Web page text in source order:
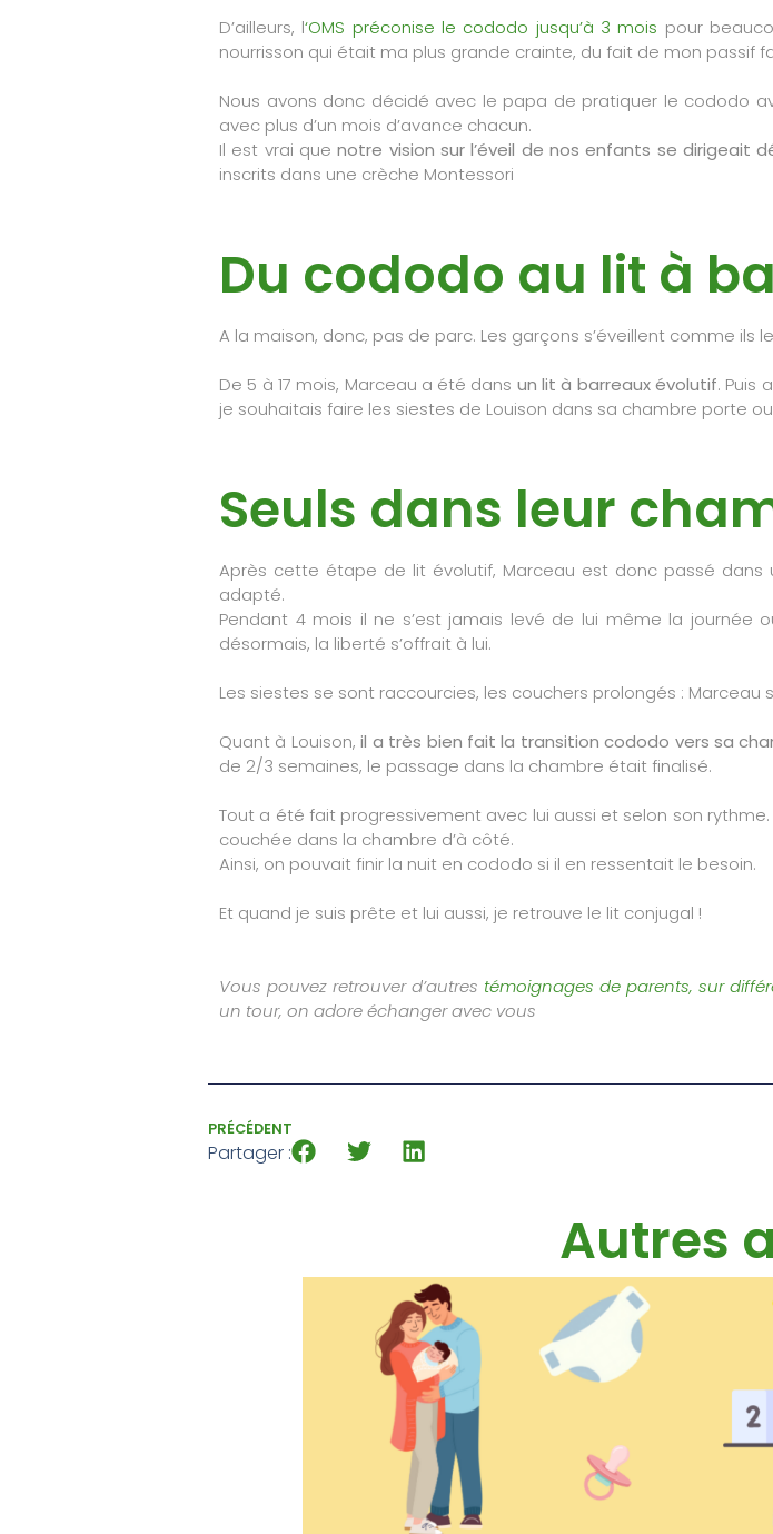
D’ailleurs, l‘OMS préconise le cododo jusqu’à 3 mois pour
nourrisson qui était ma plus grande crainte, du fait de mon passif
Nous avons donc décidé avec le papa de pratiquer le cododo
avec plus d’un mois d’avance chacun.
Il est vrai quenotre vision sur l’éveil de nos enfants se dirigeait
inscrits dans une crèche Montessori
Du cododo au lit à
A la maison, donc, pas de parc. Les garçons s’éveillent comme ils
De 5 à 17 mois, Marceau a été dans un lit à barreaux évolutif. Puis
je souhaitais faire les siestes de Louison dans sa chambre porte
Seuls dans leur
Après cette étape de lit évolutif, Marceau est donc passé dans
adapté.
Pendant 4 mois il ne s’est jamais levé de lui même la journée
désormais, la liberté s’offrait à lui.
Les siestes se sont raccourcies, les couchers prolongés : Marceau
Quant à Louison,il a très bien fait la transition cododo vers sa
de 2/3 semaines, le passage dans la chambre était finalisé.
Tout a été fait progressivement avec lui aussi et selon son
couchée dans la chambre d’à côté.
Ainsi, on pouvait finir la nuit en cododo si il en ressentait le besoin.
Et quand je suis prête et lui aussi, je retrouve le lit conjugal !
Vous pouvez retrouver d’autres témoignages de parents, sur
un tour, on adore échanger avec vous
PRÉCÉDENT
Partager :
Autres